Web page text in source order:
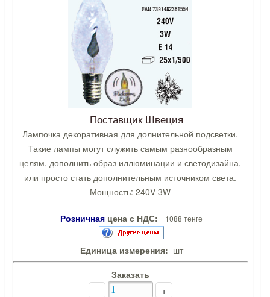
Поставщик Швеция
Лампочка декоративная для долнительной подсветки.
Такие лампы могут служить самым разнообразным
целям, дополнить образ иллюминации и светодизайна,
или просто стать дополнительным источником света.
Мощность: 240V 3W
Розничная цена с НДС: 1088 тенге
Единица измерения: шт
Заказать
-
+